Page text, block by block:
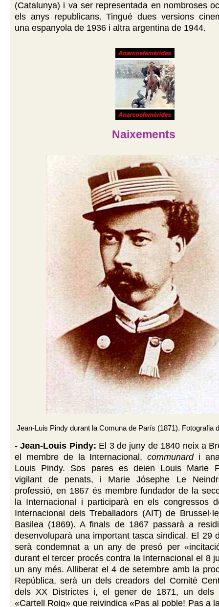
(Catalunya) i va ser representada en nombroses
els anys republicans. Tingué dues versions
una espanyola de 1936 i altra argentina de 1944.
Naixements
Jean-Luis Pindy durant la Comuna de París (1871). Fotografia
- Jean-Louis Pindy: El 3 de juny de 1840 neix a
el membre de la Internacional,communardi
Louis Pindy. Sos pares es deien Louis Marie
vigilant de penats, i Marie Jósephe Le
professió, en 1867 és membre fundador de la
la Internacional i participarà en els congressos
Internacional dels Treballadors (AIT) de
Basilea (1869). A finals de 1867 passarà a
desenvoluparà una important tasca sindical. El 29
serà condemnat a un any de presó per
durant el tercer procés contra la Internacional el 8
un any més. Alliberat el 4 de setembre amb la
República, serà un dels creadors del Comitè
dels XX Districtes i, el gener de 1871, un dels
«Cartell Roig» que reivindica «Pas al poble! Pas a